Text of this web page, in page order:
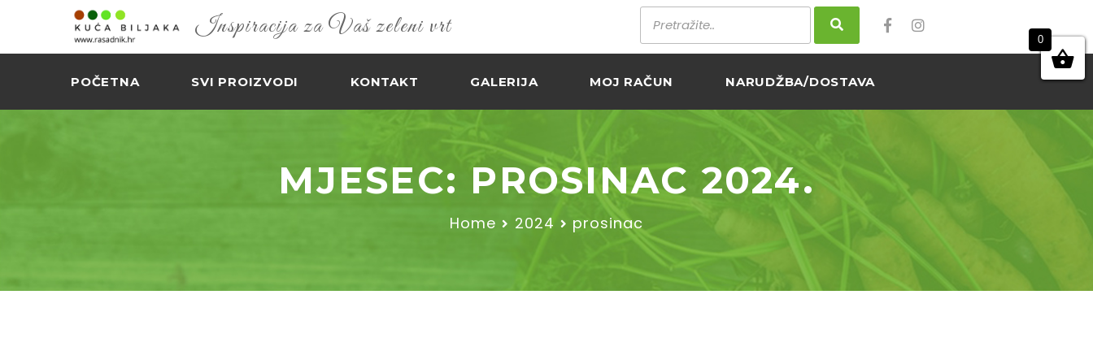
Inspiracija za Vaš zeleni vrt
POČETNA SVI PROIZVODI KONTAKT GALERIJA MOJ RAČUN NARUDŽBA/DOSTAVA
MJESEC: PROSINAC 2024.
Home 2024 prosinac
0